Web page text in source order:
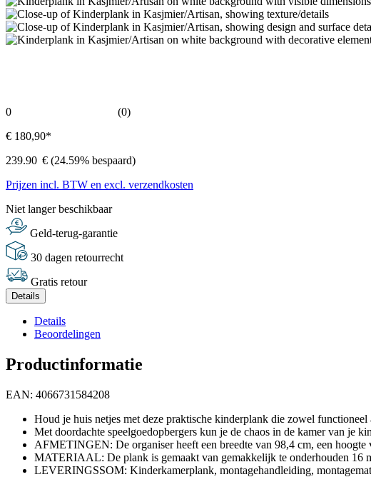
0
(0)
€ 180,90*
239.90 € (24.59% bespaard)
Prijzen incl. BTW en excl. verzendkosten
Niet langer beschikbaar
Geld-terug-garantie
30 dagen retourrecht
Gratis retour
Details
Details
Beoordelingen
Productinformatie
EAN: 4066731584208
Houd je huis netjes met deze praktische kinderplank die zowel
Met doordachte speelgoedopbergers kun je de chaos in de kamer van je
AFMETINGEN: De organiser heeft een breedte van 98,4 cm, een
MATERIAAL: De plank is gemaakt van gemakkelijk te onderhouden 16
LEVERINGSSOM: Kinderkamerplank, montagehandleiding,